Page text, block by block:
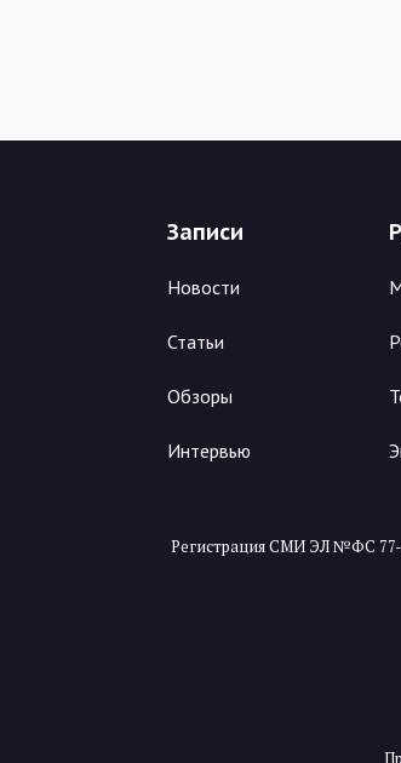
Записи
Новости
Статьи
Обзоры
Интервью
Регистрация СМИ ЭЛ №ФС 77-